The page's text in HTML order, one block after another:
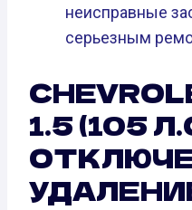
неисправные
серьезным
1.5 (105